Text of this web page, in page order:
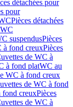
détachées pour
pour
Pièces détachées
suspendusPièces
à fond creuxPièces
de WC à
à fond platWC au
WC à fond creux
de WC à fond
fond creuxPièces
de WC à